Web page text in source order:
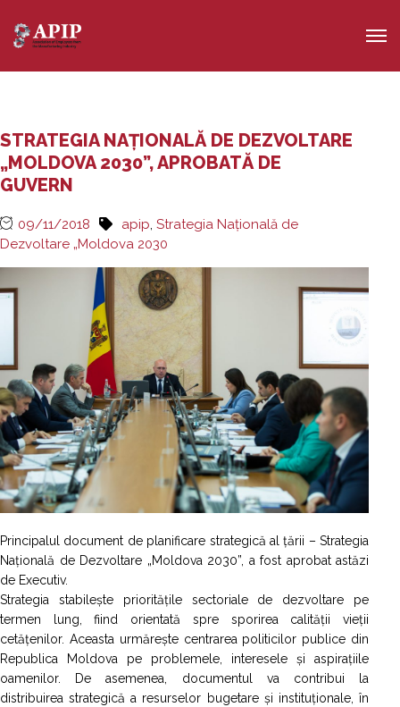
STRATEGIA NAȚIONALĂ DE DEZVOLTARE
„MOLDOVA 2030”, APROBATĂ DE
GUVERN
09/11/2018 apip, Strategia Națională de
Dezvoltare „Moldova 2030
Principalul document de planificare strategică al țării – Strategia
Națională de Dezvoltare „Moldova 2030”, a fost aprobat astăzi
de Executiv.
Strategia stabilește prioritățile sectoriale de dezvoltare pe
termen lung, fiind orientată spre sporirea calității vieții
cetățenilor. Aceasta urmărește centrarea politicilor publice din
Republica Moldova pe problemele, interesele și aspirațiile
oamenilor. De asemenea, documentul va contribui la
distribuirea strategică a resurselor bugetare și instituționale, în